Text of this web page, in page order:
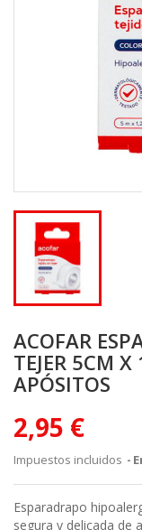
ACOFAR
TEJER 5CM
APÓSITOS
2,95 €
Impuestos incluidos
Esparadrapo
segura y delicada de